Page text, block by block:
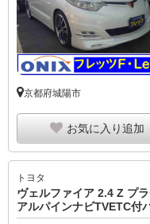
京都府城陽市
お気に入り追加
トヨタ
ヴェルファイア 2.4 Z プ
アルパインナビTVETC付